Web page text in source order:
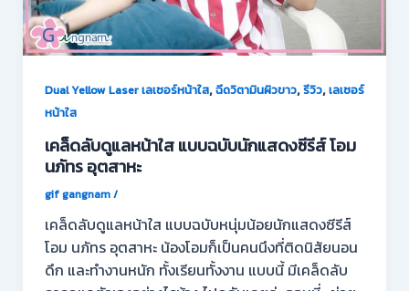
Dual Yellow Laser เลเซอร์หน้าใส,ฉีดวิตามินผิวขาว,รีวิว,เลเซอร์
หน้าใส
เคล็ดลับดูแลหน้าใส แบบฉบับนักแสดงซีรีส์ โอม
นภัทร อุตสาหะ
gif gangnam/
เคล็ดลับดูแลหน้าใส แบบฉบับหนุ่มน้อยนักแสดงซีรีส์
โอม นภัทร อุตสาหะ น้องโอมก็เป็นคนนึงที่ติดนิสัยนอน
ดึก และทำงานหนัก ทั้งเรียนทั้งงาน แบบนี้ มีเคล็ดลับ